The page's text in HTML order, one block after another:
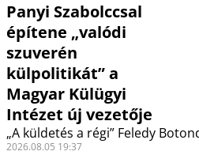
Panyi Szabolccsal
építene „valódi
szuverén
külpolitikát” a
Magyar Külügyi
Intézet új vezetője
„A küldetés a régi” Feledy
2026.08.05 19:37